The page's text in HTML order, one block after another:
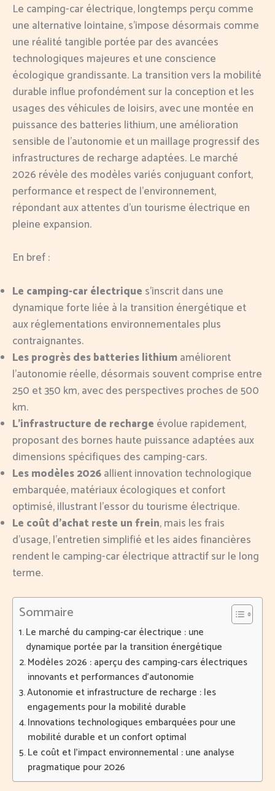
Le camping-car électrique, longtemps perçu comme
une alternative lointaine, s’impose désormais comme
une réalité tangible portée par des avancées
technologiques majeures et une conscience
écologique grandissante. La transition vers la mobilité
durable influe profondément sur la conception et les
usages des véhicules de loisirs, avec une montée en
puissance des batteries lithium, une amélioration
sensible de l’autonomie et un maillage progressif des
infrastructures de recharge adaptées. Le marché
2026 révèle des modèles variés conjuguant confort,
performance et respect de l’environnement,
répondant aux attentes d’un tourisme électrique en
pleine expansion.
En bref :
Le camping-car électrique s’inscrit dans une
dynamique forte liée à la transition énergétique et
aux réglementations environnementales plus
contraignantes.
Les progrès des batteries lithiumaméliorent
l’autonomie réelle, désormais souvent comprise entre
250 et 350 km, avec des perspectives proches de 500
km.
L’infrastructure de recharge évolue rapidement,
proposant des bornes haute puissance adaptées aux
dimensions spécifiques des camping-cars.
Les modèles 2026allient innovation technologique
embarquée, matériaux écologiques et confort
optimisé, illustrant l’essor du tourisme électrique.
Le coût d’achat reste un frein, mais les frais
d’usage, l’entretien simplifié et les aides financières
rendent le camping-car électrique attractif sur le long
terme.
Sommaire
Le marché du camping-car électrique : une
dynamique portée par la transition énergétique
Modèles 2026 : aperçu des camping-cars électriques
innovants et performances d’autonomie
Autonomie et infrastructure de recharge : les
engagements pour la mobilité durable
Innovations technologiques embarquées pour une
mobilité durable et un confort optimal
Le coût et l’impact environnemental : une analyse
pragmatique pour 2026